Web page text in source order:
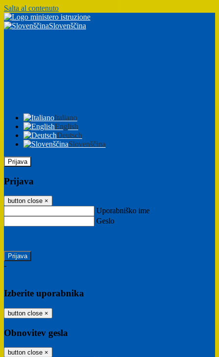
Salta al contenuto
Slovenščina
Italiano
English
Deutsch
Slovenščina
Prijava
Prijava
button close ×
Uporabniško ime
Geslo
-
Izberite uporabnika
button close ×
Obnovitev gesla
button close ×